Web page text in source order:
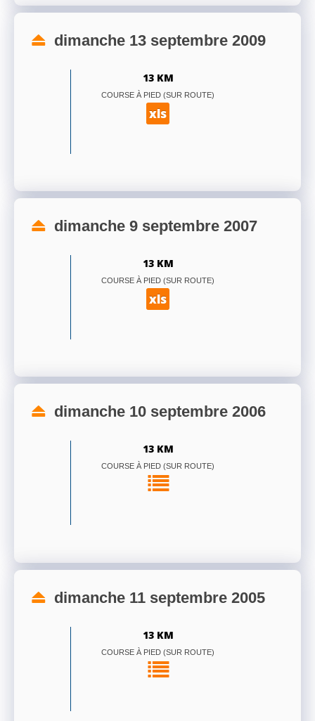
dimanche 13 septembre 2009
13 KM
COURSE À PIED (SUR ROUTE)
xls
dimanche 9 septembre 2007
13 KM
COURSE À PIED (SUR ROUTE)
xls
dimanche 10 septembre 2006
13 KM
COURSE À PIED (SUR ROUTE)
dimanche 11 septembre 2005
13 KM
COURSE À PIED (SUR ROUTE)